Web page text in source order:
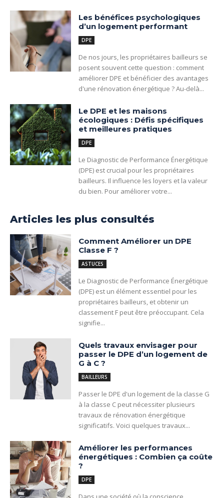
Les bénéfices psychologiques
d’un logement performant
DPE
De nos jours, les propriétaires bailleurs se
posent souvent cette question : comment
améliorer DPE et bénéficier des avantages
d'une rénovation énergétique ? Au-delà...
Le DPE et les maisons
écologiques : Défis spécifiques
et meilleures pratiques
DPE
Le Diagnostic de Performance Énergétique
(DPE) est crucial pour les propriétaires
bailleurs. Il influence les loyers et la valeur
du bien. Pour améliorer votre...
Articles les plus consultés
Comment Améliorer un DPE
Classe F ?
ASTUCES
Le Diagnostic de Performance Énergétique
(DPE) est un élément essentiel pour les
propriétaires bailleurs, et obtenir un
classement F peut être préoccupant. Cela
signifie...
Quels travaux envisager pour
passer le DPE d’un logement de
G à C ?
BAILLEURS
Passer le DPE d'un logement de la classe G
à la classe C peut nécessiter plusieurs
travaux de rénovation énergétique
significatifs. Voici quelques travaux...
Améliorer les performances
énergétiques : Combien ça coûte
?
DPE